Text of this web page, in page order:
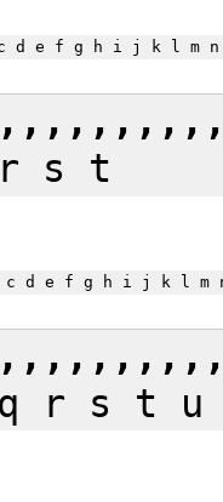
d e f g h i j k l m n
r s t
c d e f g h i j k l m
r s t u